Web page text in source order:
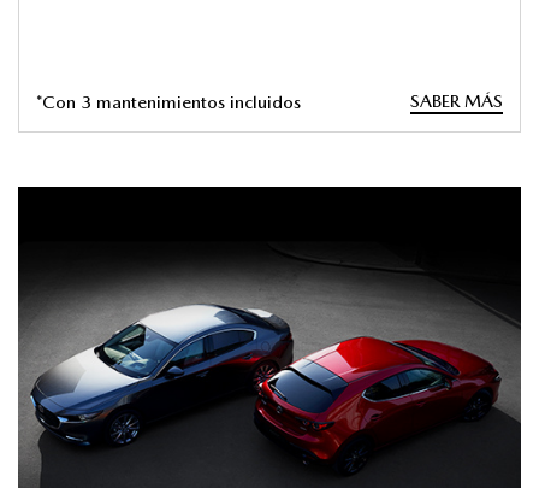
*Con 3 mantenimientos incluidos SABER MÁS